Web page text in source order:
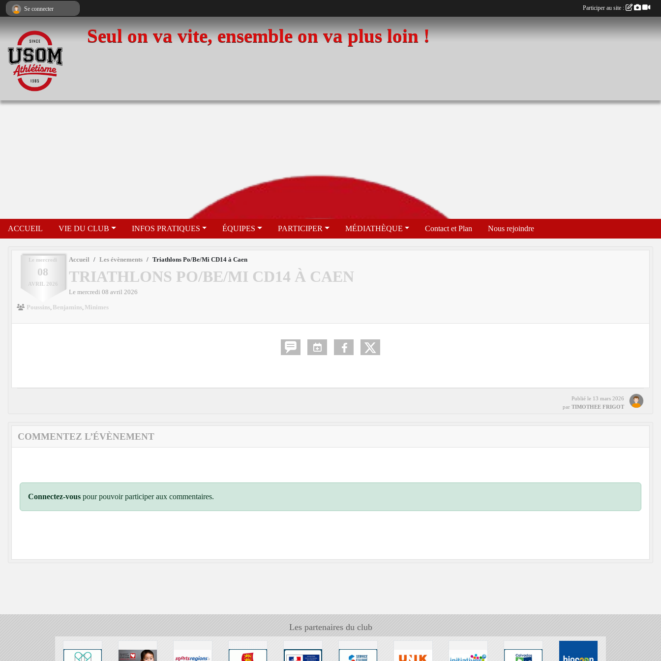
Seul on va vite, ensemble on va plus loin !
ACCUEIL VIE DU CLUB INFOS PRATIQUES ÉQUIPES PARTICIPER MÉDIATHÈQUE Contact et Plan Nous rejoindre
Le mercredi
08
AVRIL 2026
Accueil Les évènements Triathlons Po/Be/Mi CD14 à Caen
TRIATHLONS PO/BE/MI CD14 À CAEN
Le mercredi 08 avril 2026
Poussins Benjamins Minimes
Publié le 13 mars 2026
par TIMOTHEE FRIGOT
COMMENTEZ L’ÉVÈNEMENT
Connectez-vous pour pouvoir participer aux commentaires.
Les partenaires du club
Se connecter Participer au site :
Panneau de gestion des cookies